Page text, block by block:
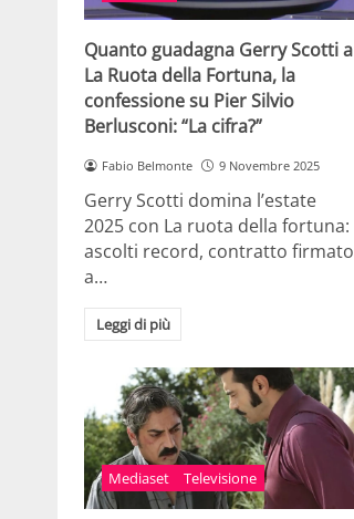
Quanto guadagna Gerry Scotti a
La Ruota della Fortuna, la
confessione su Pier Silvio
Berlusconi: “La cifra?”
Fabio Belmonte 9 Novembre 2025
Gerry Scotti domina l’estate
2025 con La ruota della fortuna:
ascolti record, contratto firmato
a…
Leggi di più
Mediaset Televisione